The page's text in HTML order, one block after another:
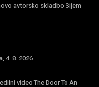
avtorsko skladbo Sijem
4. 8. 2026
video The Door To An